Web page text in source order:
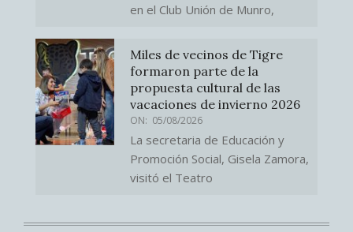
en el Club Unión de Munro,
Miles de vecinos de Tigre
formaron parte de la
propuesta cultural de las
vacaciones de invierno 2026
ON: 05/08/2026
La secretaria de Educación y
Promoción Social, Gisela Zamora,
visitó el Teatro